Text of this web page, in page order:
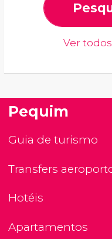
Ver
Pequim
Guia de turismo
Transfers
Hotéis
Apartamentos